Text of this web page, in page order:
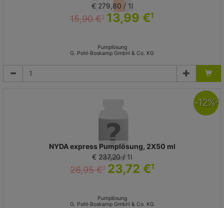
€ 279,80 / 1l
15,90 €2 13,99 €1
Pumplösung
G. Pohl-Boskamp GmbH & Co. KG
NYDA express Pumplösung, 2X50 ml
€ 237,20 / 1l
26,95 €2 23,72 €1
Pumplösung
G. Pohl-Boskamp GmbH & Co. KG
-12%2